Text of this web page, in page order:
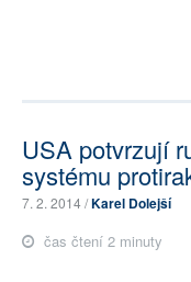
USA potvrzují
systému
7. 2. 2014 /Karel Dolejší
čas čtení 2 minuty